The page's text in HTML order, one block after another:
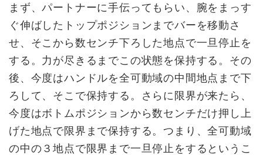
まず、パートナーに手伝ってもらい、腕をまっす
ぐ伸ばしたトップポジションまでバーを移動さ
せ、そこから数センチ下ろした地点で一旦停止を
する。力が尽きるまでこの状態を保持する。その
後、今度はハンドルを全可動域の中間地点まで下
ろして、そこで保持する。さらに限界が来たら、
今度はボトムポジションから数センチだけ押し上
げた地点で限界まで保持する。つまり、全可動域
の中の３地点で限界まで一旦停止をするというこ